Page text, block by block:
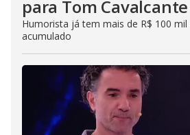
para Tom Cavalcante
Humorista já tem mais de R$ 100
acumulado